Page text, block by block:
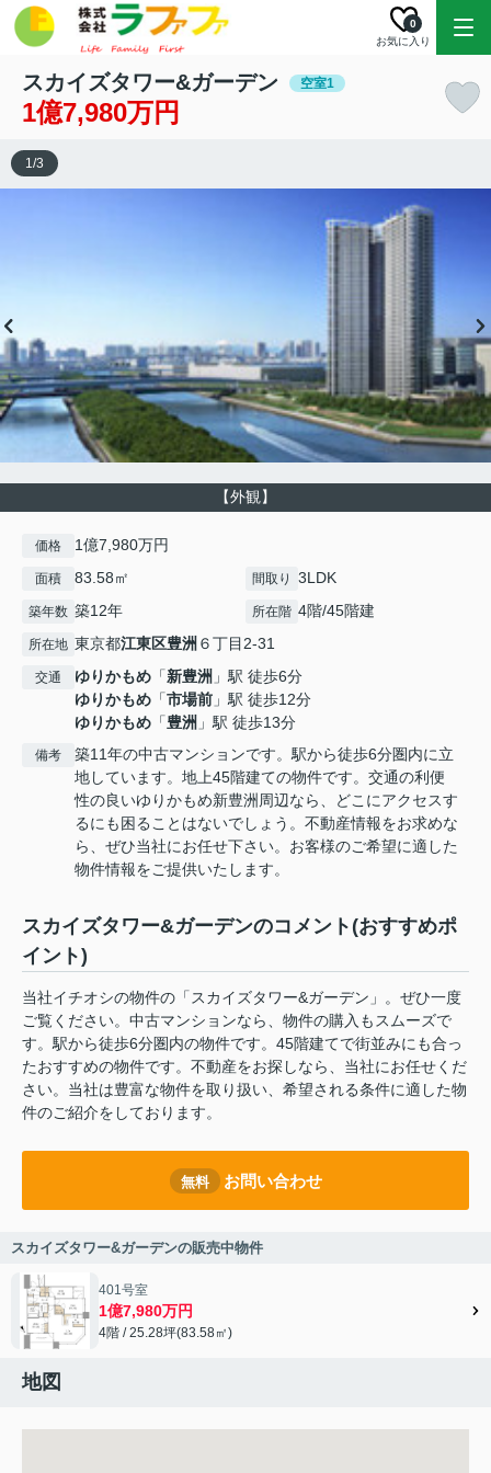
お気に入り
0
スカイズタワー&ガーデン 空室1
1億7,980万円
【外観】
1/3
価格 1億7,980万円
面積 83.58㎡ 間取り 3LDK
築年数 築12年 所在階 4階/45階建
所在地 東京都江東区豊洲 ６丁目2-31
交通 ゆりかもめ 「新豊洲 」駅 徒歩6分
ゆりかもめ 「市場前 」駅 徒歩12分
ゆりかもめ 「豊洲 」駅 徒歩13分
備考
築11年の中古マンションです。駅から徒歩6分圏内に立
地しています。地上45階建ての物件です。交通の利便
性の良いゆりかもめ新豊洲周辺なら、どこにアクセスす
るにも困ることはないでしょう。不動産情報をお求めな
ら、ぜひ当社にお任せ下さい。お客様のご希望に適した
物件情報をご提供いたします。
スカイズタワー&ガーデンのコメント(おすすめポ
イント)
当社イチオシの物件の「スカイズタワー&ガーデン」。ぜひ一度
ご覧ください。中古マンションなら、物件の購入もスムーズで
す。駅から徒歩6分圏内の物件です。45階建てで街並みにも合っ
たおすすめの物件です。不動産をお探しなら、当社にお任せくだ
さい。当社は豊富な物件を取り扱い、希望される条件に適した物
件のご紹介をしております。
無料 お問い合わせ
スカイズタワー&ガーデンの販売中物件
401号室
1億7,980万円
4階 / 25.28坪(83.58㎡)
地図